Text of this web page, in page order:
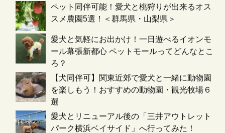
ペット同伴可能！愛犬と桃狩りが出来るオス
スメ農園5選！＜群馬県・山梨県＞
愛犬と気軽にお出かけ！一日遊べるイオンモ
ール幕張新都心 ペットモールってどんなとこ
ろ？
【犬同伴可】関東近郊で愛犬と一緒に動物園
を楽しもう！おすすめの動物園・観光牧場６
選
愛犬とリニューアル後の「三井アウトレット
パーク横浜ベイサイド」へ行ってみた！